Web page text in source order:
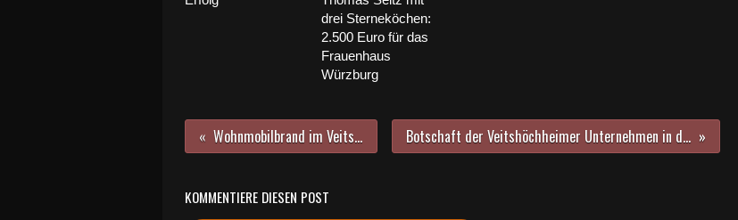
drei Sterneköchen:
2.500 Euro für das
Frauenhaus
Würzburg
Wohnmobilbrand im Veitshöchheimer Sendelbachtal Botschaft der Veitshöchheimer Unternehmen in der Coronakrise: Veitshöchheim hält zusammen!
KOMMENTIERE DIESEN POST